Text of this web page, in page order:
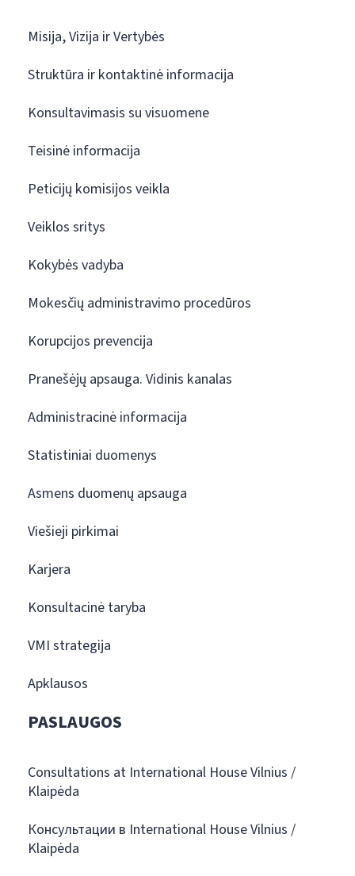
Misija, Vizija ir Vertybės
Struktūra ir kontaktinė informacija
Konsultavimasis su visuomene
Teisinė informacija
Peticijų komisijos veikla
Veiklos sritys
Kokybės vadyba
Mokesčių administravimo procedūros
Korupcijos prevencija
Pranešėjų apsauga. Vidinis kanalas
Administracinė informacija
Statistiniai duomenys
Asmens duomenų apsauga
Viešieji pirkimai
Karjera
Konsultacinė taryba
VMI strategija
Apklausos
PASLAUGOS
Consultations at International House Vilnius /
Klaipėda
Консультации в International House Vilnius /
Klaipėda